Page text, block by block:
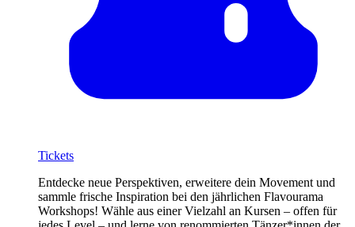
Tickets
Entdecke neue Perspektiven, erweitere dein Movement und
sammle frische Inspiration bei den jährlichen Flavourama
Workshops! Wähle aus einer Vielzahl an Kursen – offen für